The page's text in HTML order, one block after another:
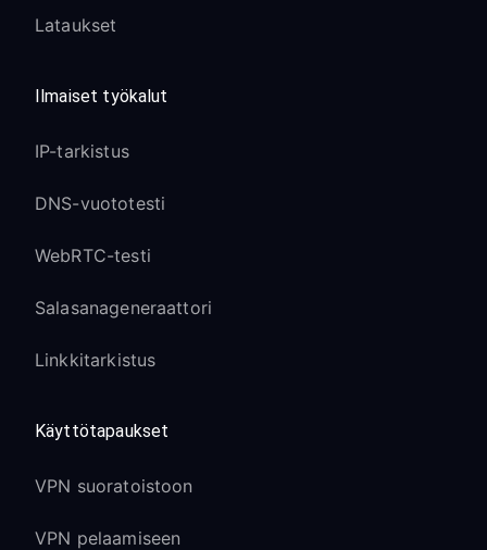
Lataukset
Ilmaiset työkalut
IP-tarkistus
DNS-vuototesti
WebRTC-testi
Salasanageneraattori
Linkkitarkistus
Käyttötapaukset
VPN suoratoistoon
VPN pelaamiseen